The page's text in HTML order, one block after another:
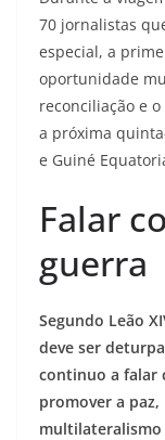
70 jornalistas
especial, a
oportunidade
reconciliação e
a próxima
e Guiné
Falar
guerra
Segundo Leão
deve ser
continuo a falar
promover a
multilateralismo